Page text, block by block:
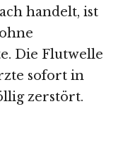
handelt, ist
Die Flutwelle
sofort in
zerstört.